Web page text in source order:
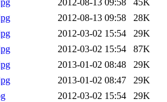
2012-08-13 09:58
45K
2012-08-13 09:58
28K
2012-03-02 15:54
29K
2012-03-02 15:54
87K
2013-01-02 08:48
29K
2013-01-02 08:47
29K
2012-03-02 15:54
29K